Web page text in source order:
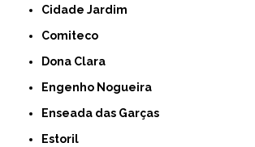
Cidade Jardim
Comiteco
Dona Clara
Engenho Nogueira
Enseada das Garças
Estoril